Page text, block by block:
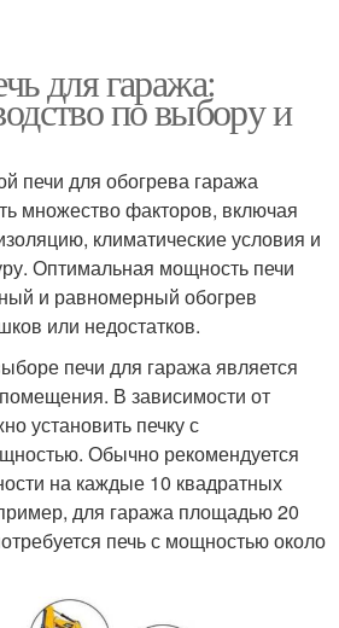
для гаража:
по выбору и
печи для обогрева гаража
множество факторов, включая
климатические условия и
Оптимальная мощность печи
и равномерный обогрев
или недостатков.
печи для гаража является
В зависимости от
установить печку с
Обычно рекомендуется
на каждые 10 квадратных
для гаража площадью 20
печь с мощностью около